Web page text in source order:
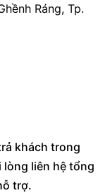
Ráng, Tp.
khách trong
lòng liên hệ tổng
trợ.